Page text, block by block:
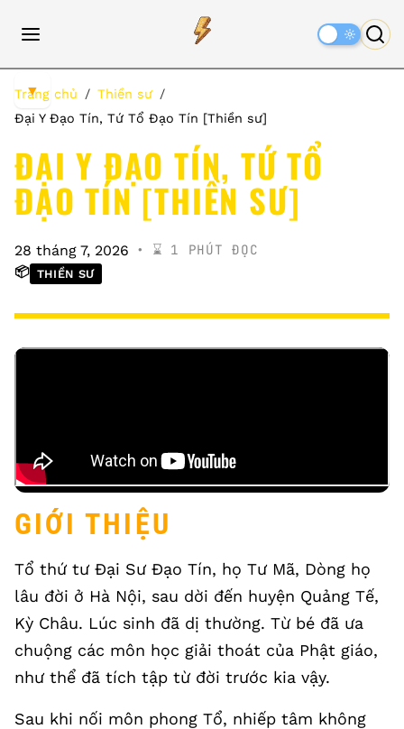
Trang chủ
Thiền sư
Đại Y Đạo Tín, Tứ Tổ Đạo Tín [Thiền sư]
ĐẠI Y ĐẠO TÍN, TỨ TỔ
ĐẠO TÍN [THIỀN SƯ]
28 tháng 7, 2026 ⌛️ 1 PHÚT ĐỌC
📦 THIỀN SƯ
GIỚI THIỆU
Tổ thứ tư Đại Sư Đạo Tín, họ Tư Mã, Dòng họ
lâu đời ở Hà Nội, sau dời đến huyện Quảng Tế,
Kỳ Châu. Lúc sinh đã dị thường. Từ bé đã ưa
chuộng các môn học giải thoát của Phật giáo,
như thể đã tích tập từ đời trước kia vậy.
Sau khi nối môn phong Tổ, nhiếp tâm không
▼